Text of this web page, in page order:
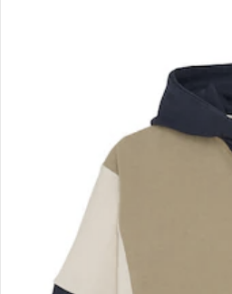
Filialen & Beratung
Unternehmen
Sicher & flexibel bezahlen